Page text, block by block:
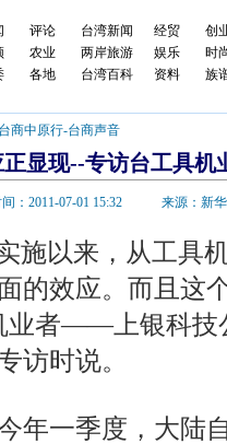
评论
农业
各地
台湾新闻
两岸旅游
台湾百科
经贸
娱乐
资料
创
时
族
商中原行-台商声音
显现--专访台工具机
间：2011-07-01 15:32 来源：新
以来，从工具
的效应。而且这
业者——上银科技
访时说。
一季度，大陆